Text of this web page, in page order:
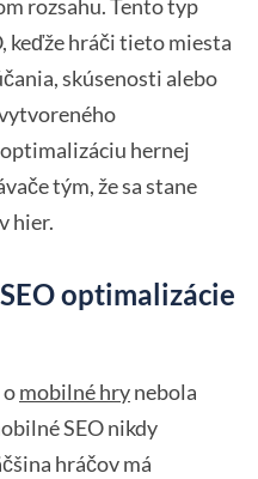
rozsahu. Tento typ
keďže hráči tieto miesta
skúsenosti alebo
hernej
tým, že sa stane
hier.
optimalizácie
mobilné hrynebola
SEO nikdy
hráčov má